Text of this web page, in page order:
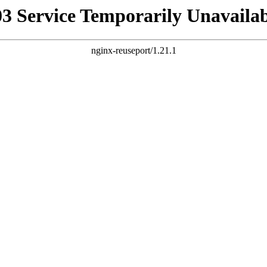
Service Temporarily
nginx-reuseport/1.21.1